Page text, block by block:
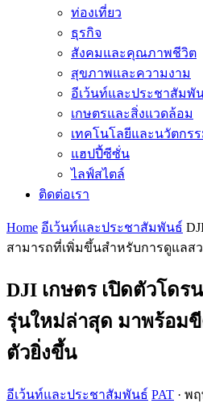
ท่องเที่ยว
ธุรกิจ
สังคมและคุณภาพชีวิต
สุขภาพและความงาม
อีเว้นท์และประชาสัมพั
เกษตรและสิ่งแวดล้อม
เทคโนโลยีและนวัตกร
แฮปปี้ซีซั่น
ไลฟ์สไตล์
ติดต่อเรา
Home อีเว้นท์และประชาสัมพันธ์
สามารถที่เพิ่มขึ้นสำหรับการดูแลส
DJI เกษตร เปิดตัวโดร
รุ่นใหม่ล่าสุด มาพร้อม
ตัวยิ่งขึ้น
อีเว้นท์และประชาสัมพันธ์ PAT · พฤ